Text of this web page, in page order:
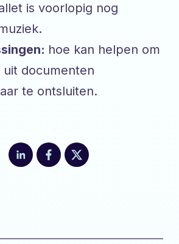
is voorlopig nog
hoe kan helpen om
uit documenten
te ontsluiten.